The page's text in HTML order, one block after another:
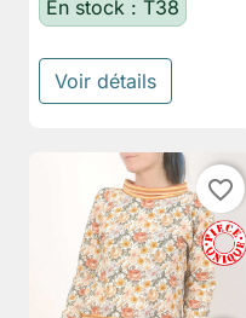
En stock : T38
Voir détails
favorite_border